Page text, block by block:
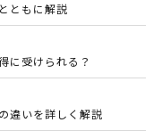
ともに解説
に受けられる？
違いを詳しく解説